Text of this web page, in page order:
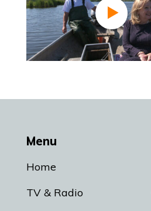
Menu
Home
TV & Radio